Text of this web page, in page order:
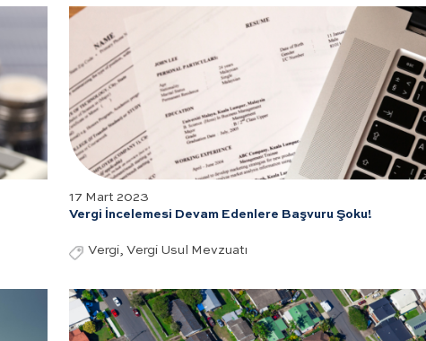
17 Mart 2023
Vergi İncelemesi Devam Edenlere Başvuru Şoku!
Vergi, Vergi Usul Mevzuatı